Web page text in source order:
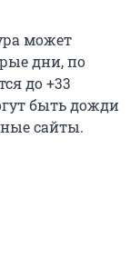
может
дни, по
до +33
быть дожди
сайты.